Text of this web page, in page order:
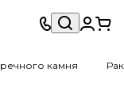
камня